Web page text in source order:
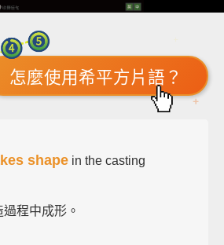
怎麼使用希平方片語？
shape in the casting
程中成形。